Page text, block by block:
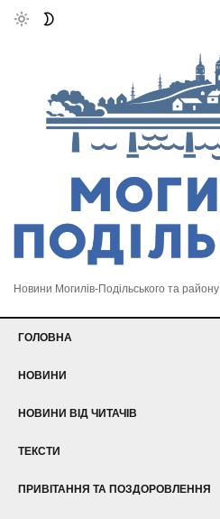
Новини Могилів-Подільського та району
ГОЛОВНА
НОВИНИ
НОВИНИ ВІД ЧИТАЧІВ
ТЕКСТИ
ПРИВІТАННЯ ТА ПОЗДОРОВЛЕННЯ